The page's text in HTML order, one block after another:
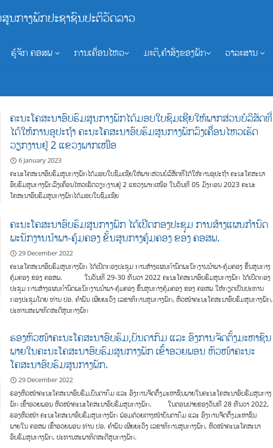
ນກາງພັກປະຊາຊົນປະຕິວັດລາວ
ຮູ້ຈັກ ຄອສພ ການເຄື່ອນໄຫວ ມະຕິ,ຄຳສັ່ງຂອງພັກ ວາລະສານ
ຄະນະໂຄສະນາອົບຮົມສູນກາງພັກໄດ້ມອບໃບຊົມເຊີຍໃຫ້ພາກສ່ວນບໍລິສັດທີ່
ໄດ້ໃຫ້ການອຸປະຖຳ ຄະນະໂຄສະນາອົບຮົມສູນກາງພັກລົງເຄື່ອນໄຫວເຮັດ
ວຽກງານຢູ່ 2 ແຂວງພາກເໜືອ
6 January 2023
ຄະນະໂຄສະນາອົບຮົມສູນກາງພັກໄດ້ມອບໃບຊົມເຊີຍໃຫ້ພາກສ່ວນບໍລິສັດທີ່ໄດ້ໃຫ້ການອຸປະຖຳ ຄະນະໂຄສະນາ
ອົບຮົມສູນກາງພັກລົງເຄື່ອນໄຫວເຮັດວຽກງານຢູ່ 2 ແຂວງພາກເໜືອ ໃນວັນທີ 05 ມັງກອນ 2023 ຄະນະ
ໂຄສະນາອົບຮົມສູນກາງພັກໄດ້ມອບໃບຊົມເຊີຍ
ຄະນະໂຄສະນາອົບຮົມສູນກາງພັກ ໄດ້ເປີດກອງປະຊຸມ ການສ້າງແຜນກໍານົດ
ພະນັກງານນໍາພາ-ຄຸ້ມຄອງ ຂັ້ນສູນກາງຄຸ້ມຄອງ ຂອງ ຄອສພ.
29 December 2022
ຄະນະໂຄສະນາອົບຮົມສູນກາງພັກ ໄດ້ເປີດກອງປະຊຸມ ການສ້າງແຜນກໍານົດພະນັກງານນໍາພາ-ຄຸ້ມຄອງ ຂັ້ນສູນກາງ
ຄຸ້ມຄອງ ຂອງ ຄອສພ. ໃນວັນທີ 29-30 ທັນວາ 2022 ຄະນະໂຄສະນາອົບຮົມສູນກາງພັກ ໄດ້ເປີດກອງ
ປະຊຸມ ການສ້າງແຜນກໍານົດພະນັກງານນໍາພາ-ຄຸ້ມຄອງ ຂັ້ນສູນກາງຄຸ້ມຄອງ ຂອງ ຄອສພ ໃຫ້ກຽດເປັນປະທານ
ກອງປະຊຸມໂດຍ ທ່ານ ປອ. ຄໍາພັນ ເຜີຍຍະວົງ ເລຂາທິການສູນກາງພັກ, ຫົວໜ້າຄະນະໂຄສະນາອົບຮົມສູນກາງພັກ,
ປະທານສະພາທິດສະດີສູນກາງພັກ
ຮອງຫົວໜ້າຄະນະໂຄສະນາອົບຮົມ,ບັນດາກົມ ແລະ ອົງການຈັດຕັ້ງມະຫາຊົນ
ພາຍໃນຄະນະໂຄສະນາອົບຮົມສູນກາງພັກ ເຂົ້າອວຍພອນ ຫົວໜ້າຄະນະ
ໂຄສະນາອົບຮົມສູນກາງພັກ.
29 December 2022
ຮອງຫົວໜ້າຄະນະໂຄສະນາອົບຮົມ,ບັນດາກົມ ແລະ ອົງການຈັດຕັ້ງມະຫາຊົນພາຍໃນຄະນະໂຄສະນາອົບຮົມສູນກາງ
ພັກ ເຂົ້າອວຍພອນ ຫົວໜ້າຄະນະໂຄສະນາອົບຮົມສູນກາງພັກ. ໃນຕອນບ່າຍຂອງວັນທີ 28 ທັນວາ 2022,
ຮອງຫົວໜ້າ ຄະນະໂຄສະນາອົບຮົມສູນກາງພັກ ພ້ອມດ້ວຍຕາງໜ້າບັນດາກົມ ແລະ ອົງການຈັດຕັ້ງມະຫາຊົນ
ພາຍໃນ ຄອສພ ເຂົ້າອວຍພອນ ທ່ານ ປອ. ຄໍາພັນ ເຜີຍຍະວົງ ເລຂາທິການສູນກາງພັກ, ຫົວໜ້າຄະນະໂຄສະນາ
ອົບຮົມສູນກາງພັກ, ປະທານສະພາທິດສະດີສູນກາງພັກ.